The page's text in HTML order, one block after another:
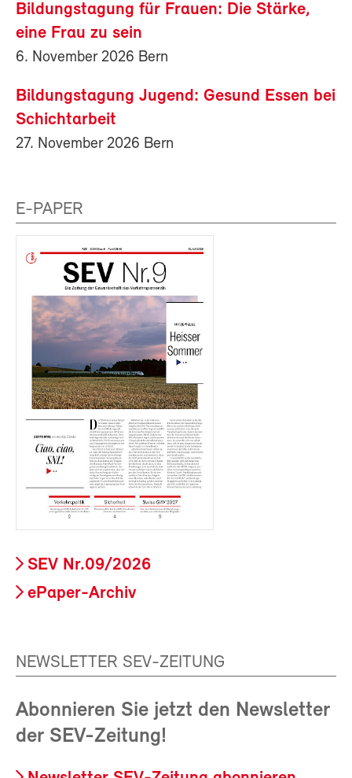
Bildungstagung für Frauen: Die Stärke,
eine Frau zu sein
6. November 2026 Bern
Bildungstagung Jugend: Gesund Essen bei
Schichtarbeit
27. November 2026 Bern
E-PAPER
SEV Nr.09/2026
ePaper-Archiv
NEWSLETTER SEV-ZEITUNG
Abonnieren Sie jetzt den Newsletter
der SEV-Zeitung!